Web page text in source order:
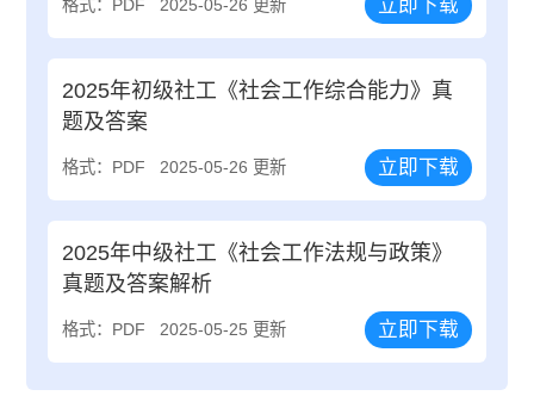
格式：PDF 2025-05-26 更新 立即下载
2025年初级社工《社会工作综合能力》真
题及答案
格式：PDF 2025-05-26 更新 立即下载
2025年中级社工《社会工作法规与政策》
真题及答案解析
格式：PDF 2025-05-25 更新 立即下载